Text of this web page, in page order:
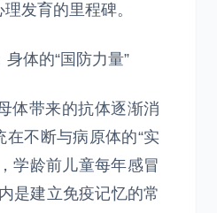
发育的里程碑。
体的“国防力量”
体带来的抗体逐渐消
不断与病原体的“实
学龄前儿童每年感冒
是建立免疫记忆的常